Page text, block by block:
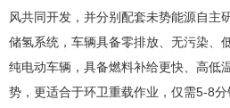
风共同开发，并分别配套未势能源自主
储氢系统，车辆具备零排放、无污染、
纯电动车辆，具备燃料补给更快、高低
势，更适合于环卫重载作业，仅需5-8